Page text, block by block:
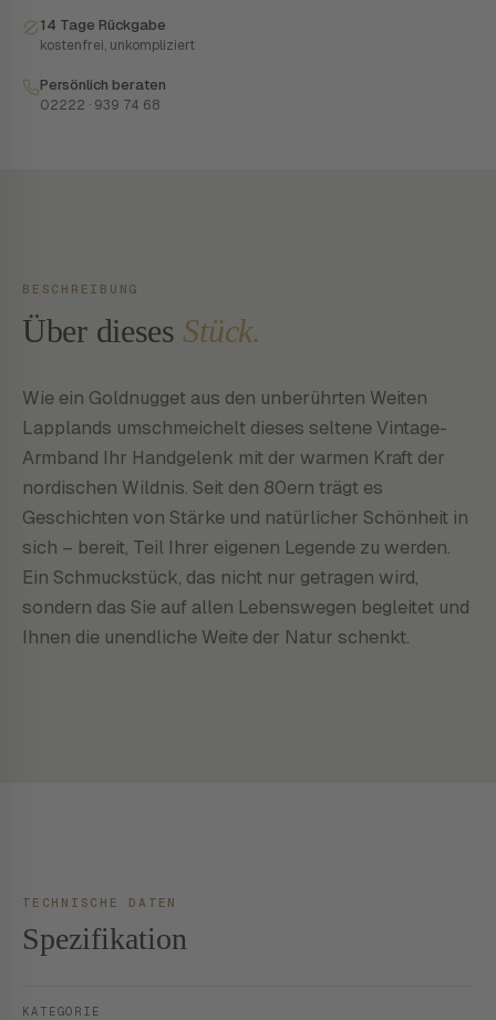
14 Tage Rückgabe
kostenfrei, unkompliziert
Persönlich beraten
02222 · 939 74 68
BESCHREIBUNG
Über dieses Stück.
Wie ein Goldnugget aus den unberührten Weiten
Lapplands umschmeichelt dieses seltene Vintage-
Armband Ihr Handgelenk mit der warmen Kraft der
nordischen Wildnis. Seit den 80ern trägt es
Geschichten von Stärke und natürlicher Schönheit in
sich – bereit, Teil Ihrer eigenen Legende zu werden.
Ein Schmuckstück, das nicht nur getragen wird,
sondern das Sie auf allen Lebenswegen begleitet und
Ihnen die unendliche Weite der Natur schenkt.
TECHNISCHE DATEN
Spezifikation
KATEGORIE